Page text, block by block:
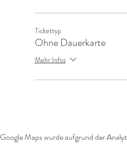
Tickettyp
Ohne Dauerkarte
Mehr Infos
Google Maps wurde aufgrund der